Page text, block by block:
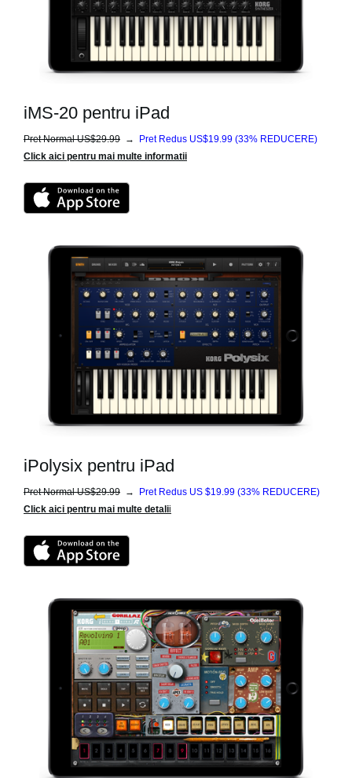
iMS-20 pentru iPad
Pret Normal US$29.99 → Pret Redus US$19.99 (33% REDUCERE)
Click aici pentru mai multe informatii
iPolysix pentru iPad
Pret Normal US$29.99 → Pret Redus US $19.99 (33% REDUCERE)
Click aici pentru mai multe detalii